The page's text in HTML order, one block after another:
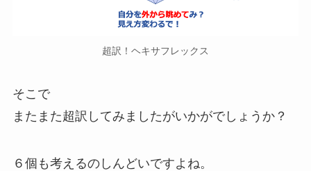
超訳！ヘキサフレックス
そこで
またまた超訳してみましたがいかがでしょうか？
６個も考えるのしんどいですよね。